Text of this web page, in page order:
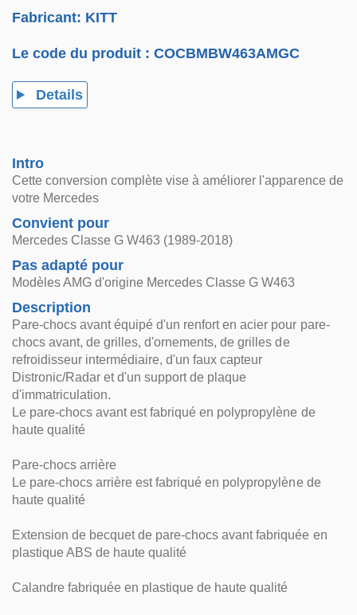
Fabricant: KITT
Le code du produit :COCBMBW463AMGC
Details
Intro
Cette conversion complète vise à améliorer l'apparence de
votre Mercedes
Convient pour
Mercedes Classe G W463 (1989-2018)
Pas adapté pour
Modèles AMG d'origine Mercedes Classe G W463
Description
Pare-chocs avant équipé d'un renfort en acier pour pare-
chocs avant, de grilles, d'ornements, de grilles de
refroidisseur intermédiaire, d'un faux capteur
Distronic/Radar et d'un support de plaque
d'immatriculation.
Le pare-chocs avant est fabriqué en polypropylène de
haute qualité
Pare-chocs arrière
Le pare-chocs arrière est fabriqué en polypropylène de
haute qualité
Extension de becquet de pare-chocs avant fabriquée en
plastique ABS de haute qualité
Calandre fabriquée en plastique de haute qualité